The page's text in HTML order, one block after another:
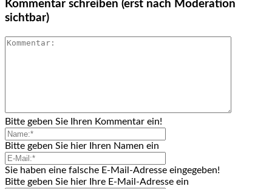
Kommentar schreiben (erst nach Moderation
sichtbar)
Bitte geben Sie Ihren Kommentar ein!
Bitte geben Sie hier Ihren Namen ein
Sie haben eine falsche E-Mail-Adresse eingegeben!
Bitte geben Sie hier Ihre E-Mail-Adresse ein